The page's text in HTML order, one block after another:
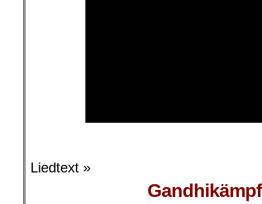
Liedtext »